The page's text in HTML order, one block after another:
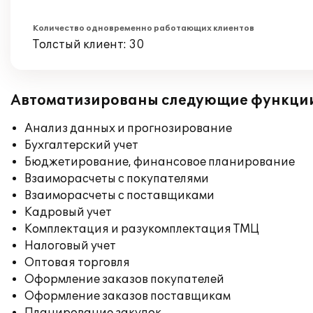
Количество одновременно работающих клиентов
Толстый клиент: 30
Автоматизированы следующие
Анализ данных и прогнозирование
Бухгалтерский учет
Бюджетирование, финансовое планирование
Взаиморасчеты с покупателями
Взаиморасчеты с поставщиками
Кадровый учет
Комплектация и разукомплектация ТМЦ
Налоговый учет
Оптовая торговля
Оформление заказов покупателей
Оформление заказов поставщикам